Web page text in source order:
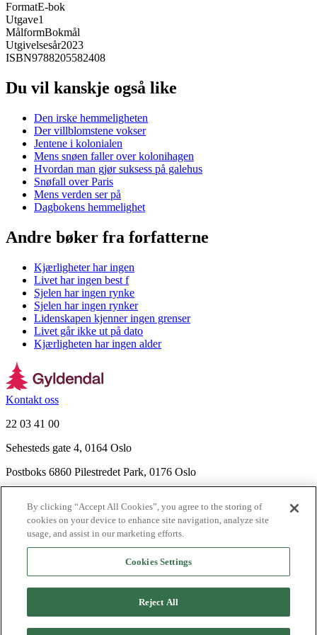
FormatE-bok
Utgave1
MålformBokmål
Utgivelsesår2023
ISBN9788205582408
Du vil kanskje også like
Den irske hemmeligheten
Der villblomstene vokser
Jentene i kolonialen
Mens snøen faller over kolonihagen
Hvordan man gjør suksess på galehus
Snøfall over Paris
Mens verden ser på
Dagbokens hemmelighet
Andre bøker fra forfatterne
Kjærligheter har ingen
Livet har ingen best f
Sjelen har ingen rynke
Sjelen har ingen rynker
Lidenskapen kjenner ingen grenser
Livet går ikke ut på dato
Kjærligheten har ingen alder
Kontakt oss
22 03 41 00
Sehesteds gate 4, 0164 Oslo
Postboks 6860 Pilestredet Park, 0176 Oslo
Nyhetsbrev
Ledige stillinger
Send inn manus
Agency
By clicking “Accept All Cookies”, you agree to the storing of
cookies on your device to enhance site navigation, analyze site
usage, and assist in our marketing efforts.
Cookies Settings
Reject All